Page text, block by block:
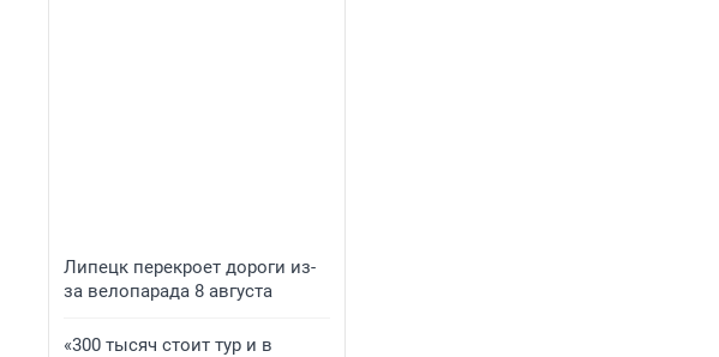
Липецк перекроет дороги из-
за велопарада 8 августа
«300 тысяч стоит тур и в